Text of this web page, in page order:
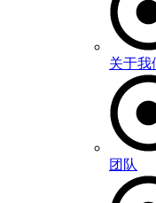
关于我
团队